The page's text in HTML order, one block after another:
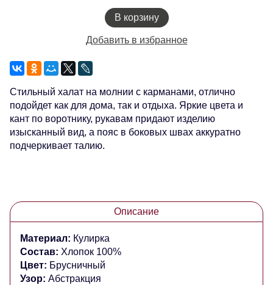
В корзину
Добавить в избранное
Стильный халат на молнии с карманами, отлично
подойдет как для дома, так и отдыха. Яркие цвета и
кант по воротнику, рукавам придают изделию
изысканный вид, а пояс в боковых швах аккуратно
подчеркивает талию.
Описание
Материал: Кулирка
Состав: Хлопок 100%
Цвет: Брусничный
Узор: Абстракция